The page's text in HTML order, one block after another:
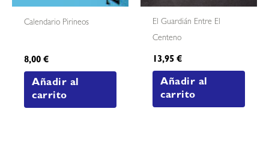
Calendario Pirineos
8,00€
Añadir al
carrito
El Guardián Entre El
Centeno
13,95€
Añadir al
carrito